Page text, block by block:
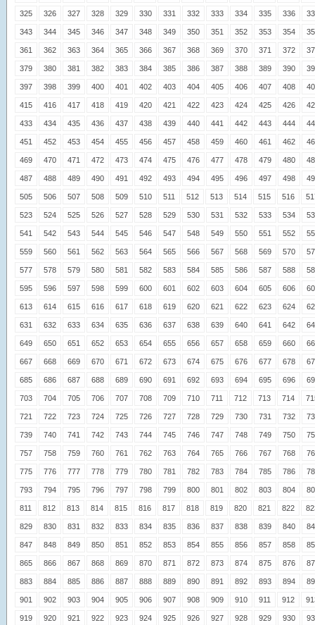
325 326 327 328 329 330 331 332 333 334 335 336
343 344 345 346 347 348 349 350 351 352 353 354
361 362 363 364 365 366 367 368 369 370 371 372
379 380 381 382 383 384 385 386 387 388 389 390
397 398 399 400 401 402 403 404 405 406 407 408
415 416 417 418 419 420 421 422 423 424 425 426
433 434 435 436 437 438 439 440 441 442 443 444
451 452 453 454 455 456 457 458 459 460 461 462
469 470 471 472 473 474 475 476 477 478 479 480
487 488 489 490 491 492 493 494 495 496 497 498
505 506 507 508 509 510 511 512 513 514 515 516
523 524 525 526 527 528 529 530 531 532 533 534
541 542 543 544 545 546 547 548 549 550 551 552
559 560 561 562 563 564 565 566 567 568 569 570
577 578 579 580 581 582 583 584 585 586 587 588
595 596 597 598 599 600 601 602 603 604 605 606
613 614 615 616 617 618 619 620 621 622 623 624
631 632 633 634 635 636 637 638 639 640 641 642
649 650 651 652 653 654 655 656 657 658 659 660
667 668 669 670 671 672 673 674 675 676 677 678
685 686 687 688 689 690 691 692 693 694 695 696
703 704 705 706 707 708 709 710 711 712 713 714
721 722 723 724 725 726 727 728 729 730 731 732
739 740 741 742 743 744 745 746 747 748 749 750
757 758 759 760 761 762 763 764 765 766 767 768
775 776 777 778 779 780 781 782 783 784 785 786
793 794 795 796 797 798 799 800 801 802 803 804
811 812 813 814 815 816 817 818 819 820 821 822
829 830 831 832 833 834 835 836 837 838 839 840
847 848 849 850 851 852 853 854 855 856 857 858
865 866 867 868 869 870 871 872 873 874 875 876
883 884 885 886 887 888 889 890 891 892 893 894
901 902 903 904 905 906 907 908 909 910 911 912
919 920 921 922 923 924 925 926 927 928 929 930